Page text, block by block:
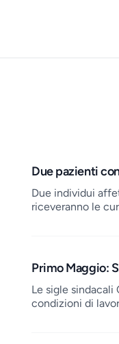
Job openings
Due pazienti
Due individui
riceveranno le
Primo Maggio:
Le sigle sindacali
condizioni di